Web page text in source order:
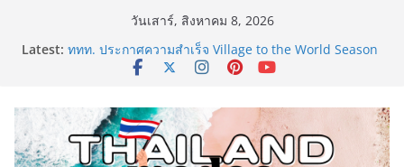
วันเสาร์, สิงหาคม 8, 2026
Latest: ททท. ประกาศความสำเร็จ Village to the World Season
5 ผนึก 9 พันธมิตร ขับเคลื่อน ESG Tourism สืบสานพระ
เหิงลี่ แมนูแฟคเจอริ่ง เทคโนโลยี (ไทยแลนด์) เปิดโรงงาน
แห่งใหม่ในชลบุรี เดินหน้าขยายฐานการผลิตสู่เอเชียตะวัน
ออกเฉียงใต้ เสริมแกร่งยุทธศาสตร์ระดับโลก
TECNO ประกาศทรานส์ฟอร์มจากเกมมิ่งโฟน สู่ไลฟ์สไตล์